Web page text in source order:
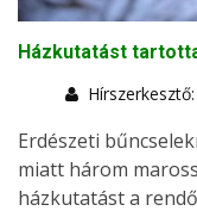
Házkutatást
Erdészeti
miatt három
házkutatást a